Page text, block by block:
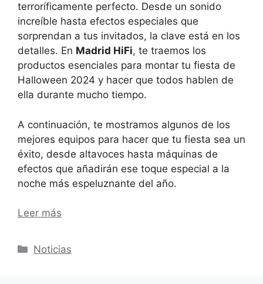
terroríficamente perfecto. Desde un sonido
increíble hasta efectos especiales que
sorprendan a tus invitados, la clave está en los
detalles. En Madrid HiFi, te traemos los
productos esenciales para montar tu fiesta de
Halloween 2024 y hacer que todos hablen de
ella durante mucho tiempo.
A continuación, te mostramos algunos de los
mejores equipos para hacer que tu fiesta sea un
éxito, desde altavoces hasta máquinas de
efectos que añadirán ese toque especial a la
noche más espeluznante del año.
Leer más
Categorías
Noticias